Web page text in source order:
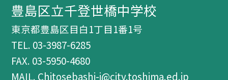
豊島区立千登世橋中学校
東京都豊島区目白1丁目1番1号
TEL. 03-3987-6285
FAX. 03-5950-4680
MAIL. Chitosebashi-j@city.toshima.ed.jp